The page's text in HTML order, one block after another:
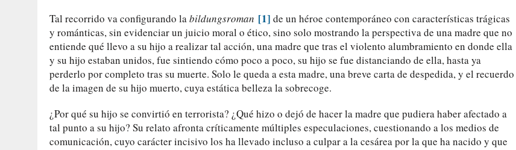
Tal recorrido va configurando labildungsroman [1] de un héroe contemporáneo con características trágicas
y románticas, sin evidenciar un juicio moral o ético, sino solo mostrando la perspectiva de una madre que no
entiende qué llevo a su hijo a realizar tal acción, una madre que tras el violento alumbramiento en donde ella
y su hijo estaban unidos, fue sintiendo cómo poco a poco, su hijo se fue distanciando de ella, hasta ya
perderlo por completo tras su muerte. Solo le queda a esta madre, una breve carta de despedida, y el recuerdo
de la imagen de su hijo muerto, cuya estática belleza la sobrecoge.
¿Por qué su hijo se convirtió en terrorista? ¿Qué hizo o dejó de hacer la madre que pudiera haber afectado a
tal punto a su hijo? Su relato afronta críticamente múltiples especulaciones, cuestionando a los medios de
comunicación, cuyo carácter incisivo los ha llevado incluso a culpar a la cesárea por la que ha nacido y que